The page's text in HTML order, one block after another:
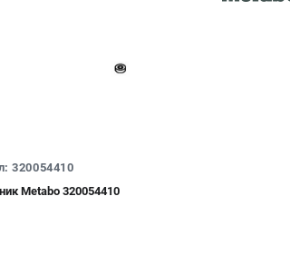
320054410
Metabo 320054410